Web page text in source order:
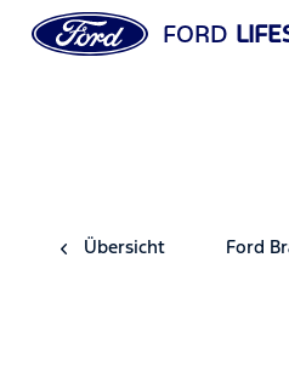
FORD
Übersicht Ford